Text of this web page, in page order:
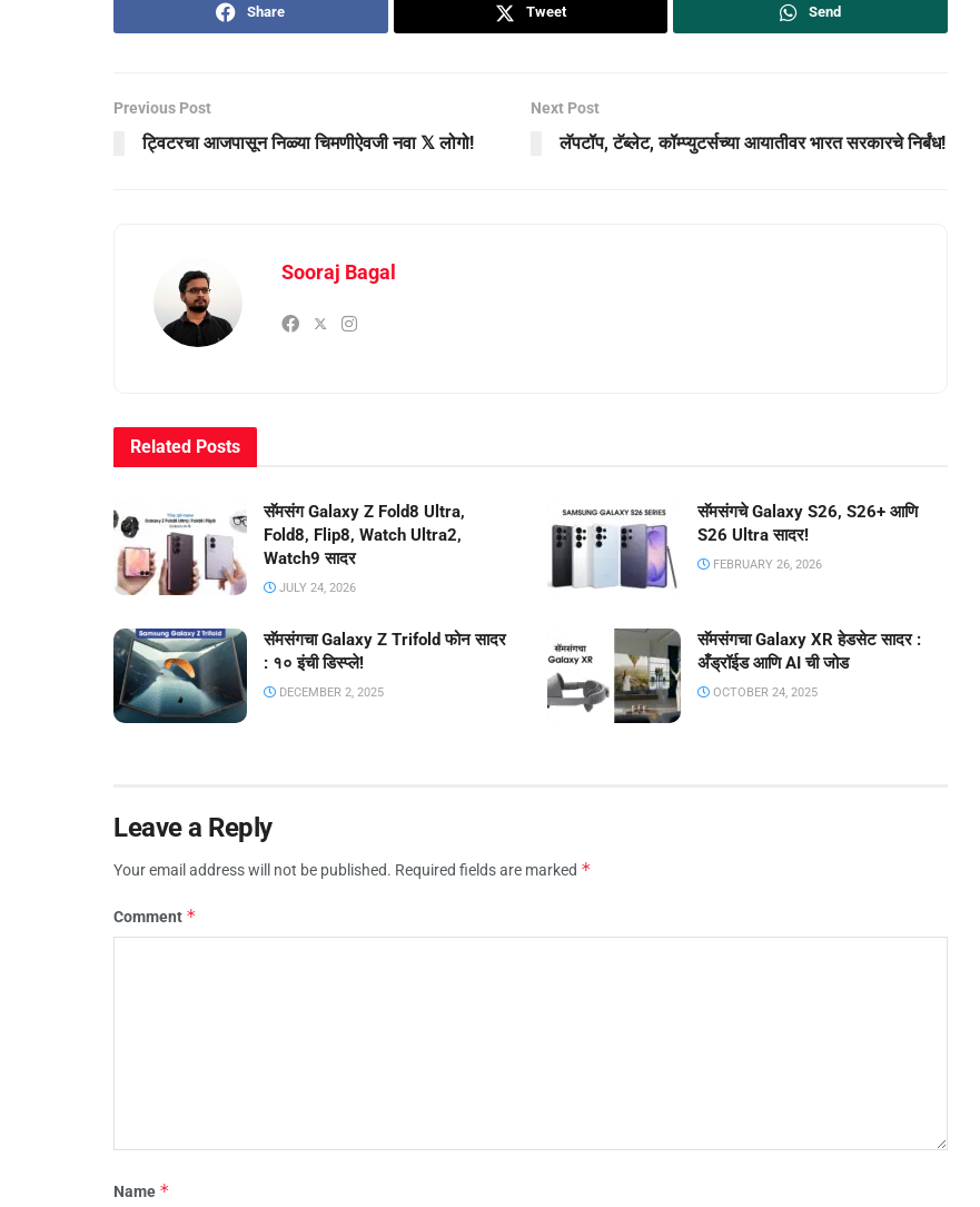
Share Tweet Send
Previous Post
ट्विटरचा आजपासून निळ्या चिमणीऐवजी नवा 𝕏 लोगो!
Next Post
लॅपटॉप, टॅब्लेट, कॉम्प्युटर्सच्या आयातीवर भारत सरकारचे निर्बंध!
Sooraj Bagal
Related Posts
सॅमसंग Galaxy Z Fold8 Ultra,
Fold8, Flip8, Watch Ultra2,
Watch9 सादर
JULY 24, 2026
सॅमसंगचे Galaxy S26, S26+ आणि
S26 Ultra सादर!
FEBRUARY 26, 2026
सॅमसंगचा Galaxy Z Trifold फोन सादर
: १० इंची डिस्प्ले!
DECEMBER 2, 2025
सॅमसंगचा Galaxy XR हेडसेट सादर :
अँड्रॉईड आणि AI ची जोड
OCTOBER 24, 2025
Leave a Reply
Your email address will not be published. Required fields are marked *
Comment *
Name *